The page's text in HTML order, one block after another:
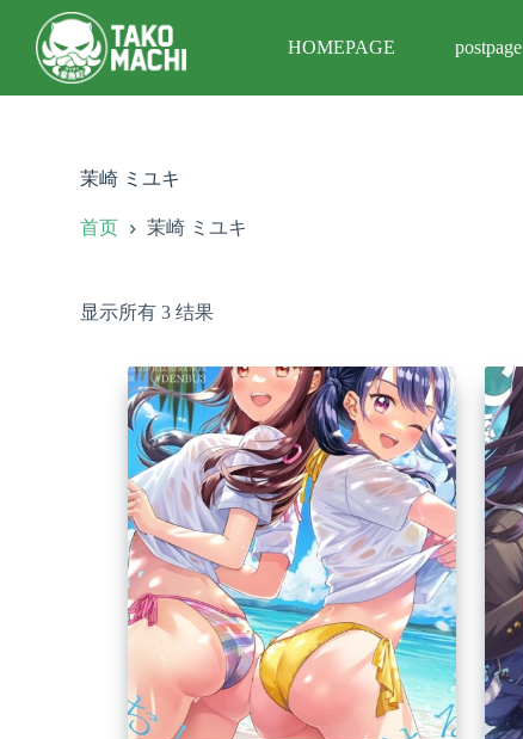
跳
过
内
容
HOMEPAGE postpage
茉崎 ミユキ
首页 茉崎 ミユキ
显示所有 3 结果